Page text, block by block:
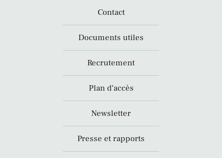
Contact
Documents utiles
Recrutement
Plan d’accès
Newsletter
Presse et rapports